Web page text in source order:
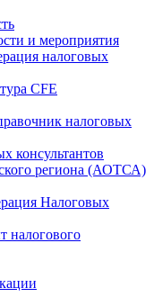
и мероприятия
налоговых
CFE
налоговых
консультантов
региона (АОТСА)
Налоговых
налогового